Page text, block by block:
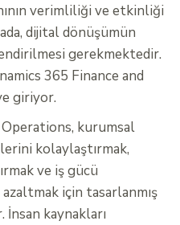
verimliliği ve etkinliği
dijital dönüşümün
gerekmektedir.
365 Finance and
giriyor.
kurumsal
kolaylaştırmak,
ve iş gücü
için tasarlanmış
kaynakları